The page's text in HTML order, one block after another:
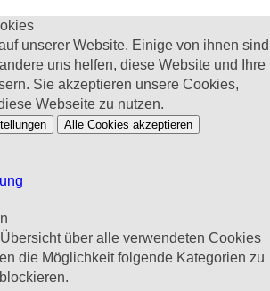
unserer Website. Einige von ihnen sind
uns helfen, diese Website und Ihre
Sie akzeptieren unsere Cookies,
Webseite zu nutzen.
Alle Cookies akzeptieren
über alle verwendeten Cookies
die Möglichkeit folgende Kategorien zu